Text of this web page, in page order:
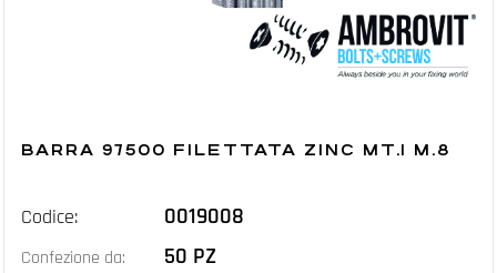
BARRA 97500 FILETTATA ZINC MT.1 M.8
Codice: 0019008
Confezione da: 50 PZ